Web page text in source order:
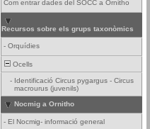
Com entrar dades del SOCC a Ornitho
Recursos sobre els grups taxonòmics
- Orquídies
Ocells
- Identificació Circus pygargus - Circus
macrourus (juvenils)
Nocmig a Ornitho
- El Nocmig- informació general